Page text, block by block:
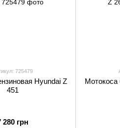
725479
Hyundai Z
451
280 грн
Мотокоса